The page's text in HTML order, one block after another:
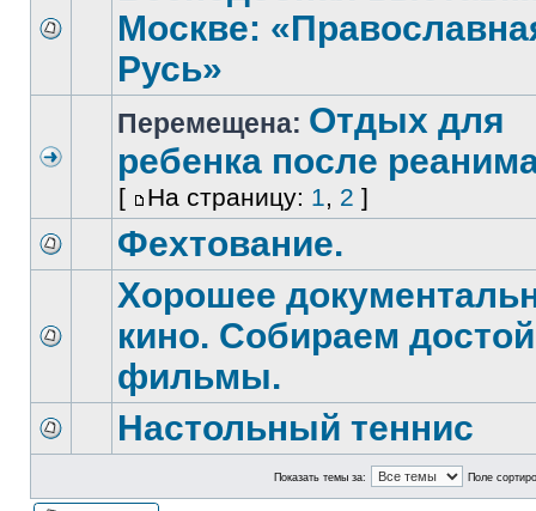
Москве:
Русь»
Перемещена: Отдых для
ребенка после
[ На страницу: 1, 2 ]
Фехтование.
Хорошее
кино. Собираем
фильмы.
Настольный теннис
Показать темы за: Поле